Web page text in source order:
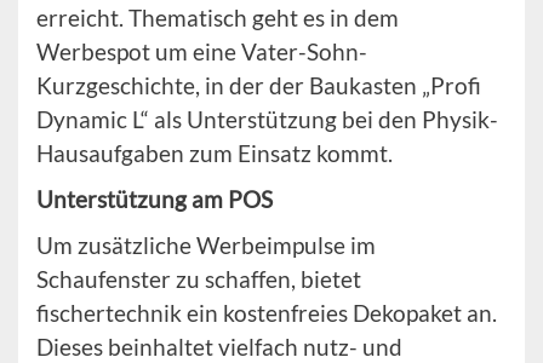
erreicht. Thematisch geht es in dem
Werbespot um eine Vater-Sohn-
Kurzgeschichte, in der der Baukasten „Profi
Dynamic L“ als Unterstützung bei den Physik-
Hausaufgaben zum Einsatz kommt.
Unterstützung am POS
Um zusätzliche Werbeimpulse im
Schaufenster zu schaffen, bietet
fischertechnik ein kostenfreies Dekopaket an.
Dieses beinhaltet vielfach nutz- und